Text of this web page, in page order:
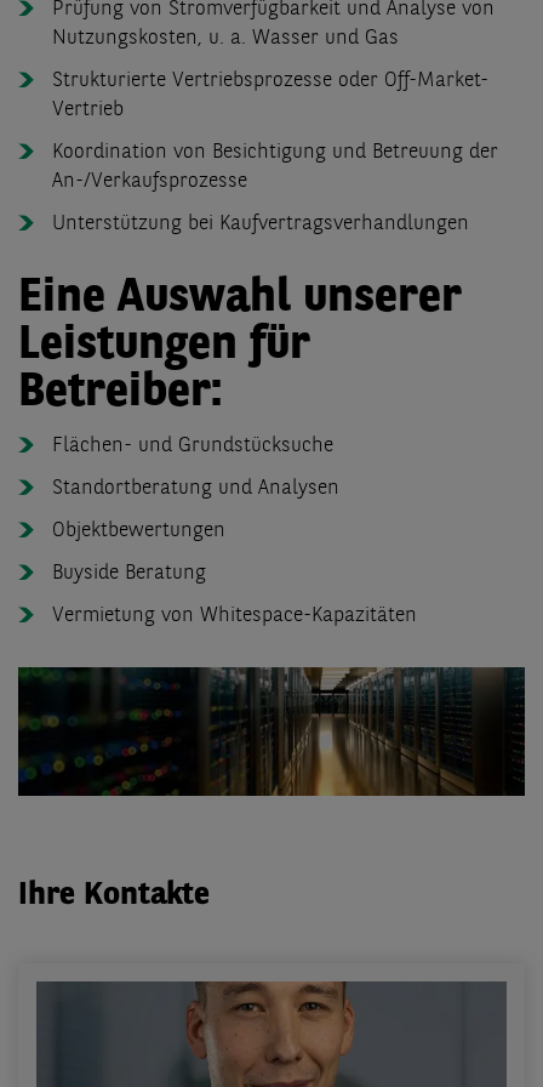
Prüfung von Stromverfügbarkeit und Analyse von
Nutzungskosten, u. a. Wasser und Gas
Strukturierte Vertriebsprozesse oder Off-Market-
Vertrieb
Koordination von Besichtigung und Betreuung der
An-/Verkaufsprozesse
Unterstützung bei Kaufvertragsverhandlungen
Eine Auswahl unserer
Leistungen für
Betreiber:
Flächen- und Grundstücksuche
Standortberatung und Analysen
Objektbewertungen
Buyside Beratung
Vermietung von Whitespace-Kapazitäten
Ihre Kontakte